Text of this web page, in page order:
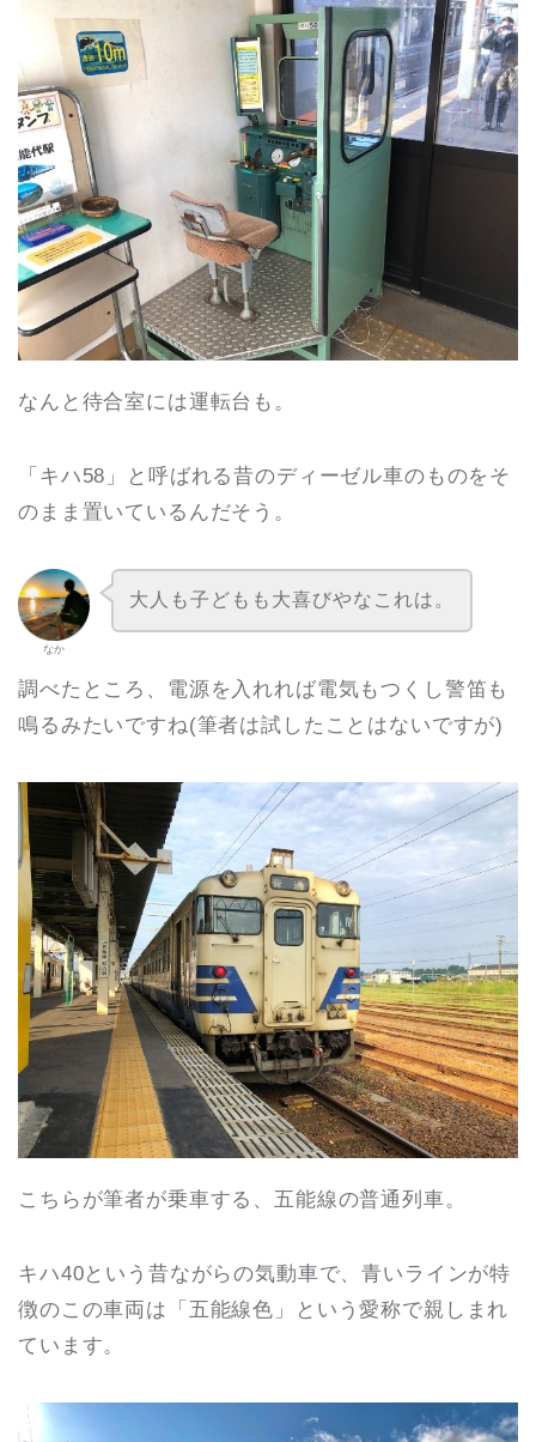
なんと待合室には運転台も。
「キハ58」と呼ばれる昔のディーゼル車のものをそ
のまま置いているんだそう。
なか
大人も子どもも大喜びやなこれは。
調べたところ、電源を入れれば電気もつくし警笛も
鳴るみたいですね(筆者は試したことはないですが)
こちらが筆者が乗車する、五能線の普通列車。
キハ40という昔ながらの気動車で、青いラインが特
徴のこの車両は「五能線色」という愛称で親しまれ
ています。